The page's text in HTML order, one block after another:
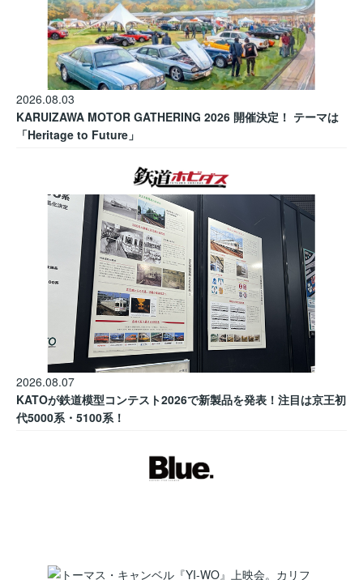
2026.08.03
KARUIZAWA MOTOR GATHERING 2026 開催決定！ テーマは
「Heritage to Future」
2026.08.07
KATOが鉄道模型コンテスト2026で新製品を発表！注目は京王初
代5000系・5100系！